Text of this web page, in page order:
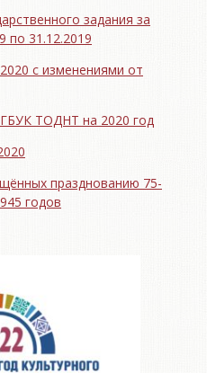
задания за
по 31.12.2019
с изменениями от
ГБУК ТОДНТ на 2020 год
празднованию 75-
годов